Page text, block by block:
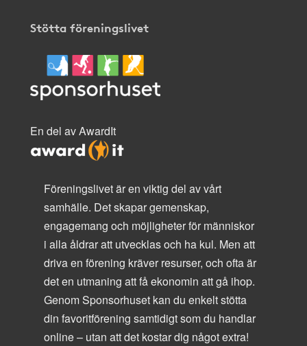
Stötta föreningslivet
En del av AwardIt
Föreningslivet är en viktig del av vårt
samhälle. Det skapar gemenskap,
engagemang och möjligheter för människor
i alla åldrar att utvecklas och ha kul. Men att
driva en förening kräver resurser, och ofta är
det en utmaning att få ekonomin att gå ihop.
Genom Sponsorhuset kan du enkelt stötta
din favoritförening samtidigt som du handlar
online – utan att det kostar dig något extra!